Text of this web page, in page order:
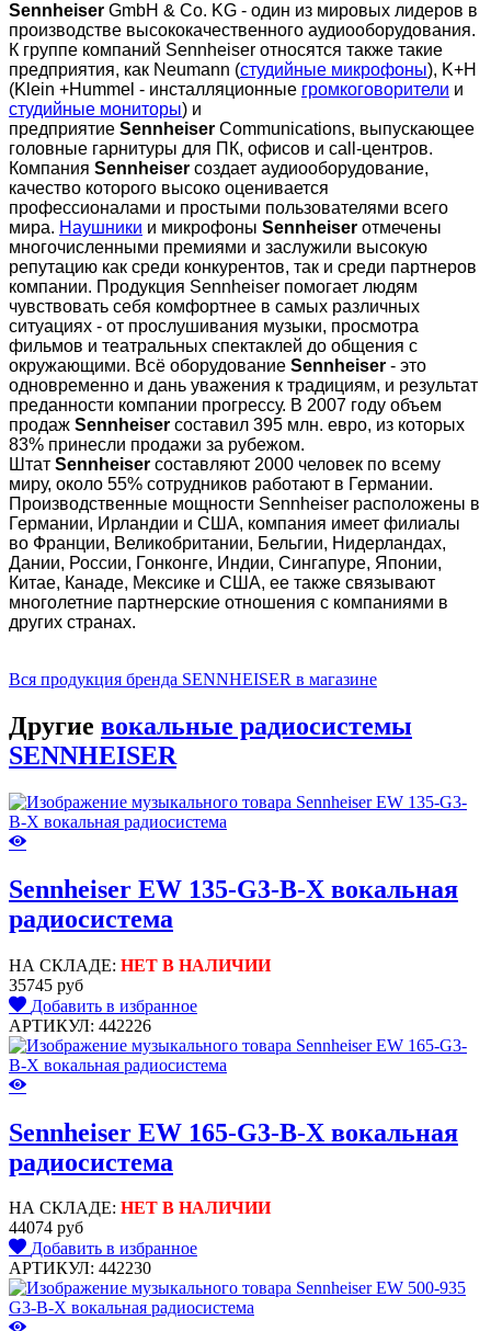
Sennheiser GmbH & Co. KG - один из мировых лидеров в
производстве высококачественного аудиооборудования.
К группе компаний Sennheiser относятся также такие
предприятия, как Neumann (студийные микрофоны), K+H
(Klein +Hummel - инсталляционные громкоговорители и
студийные мониторы) и
предприятие Sennheiser Communications, выпускающее
головные гарнитуры для ПК, офисов и call-центров.
Компания Sennheiser создает аудиооборудование,
качество которого высоко оценивается
профессионалами и простыми пользователями всего
мира. Наушники и микрофоны Sennheiser отмечены
многочисленными премиями и заслужили высокую
репутацию как среди конкурентов, так и среди партнеров
компании. Продукция Sennheiser помогает людям
чувствовать себя комфортнее в самых различных
ситуациях - от прослушивания музыки, просмотра
фильмов и театральных спектаклей до общения с
окружающими. Всё оборудование Sennheiser - это
одновременно и дань уважения к традициям, и результат
преданности компании прогрессу. В 2007 году объем
продаж Sennheiser составил 395 млн. евро, из которых
83% принесли продажи за рубежом.
Штат Sennheiser составляют 2000 человек по всему
миру, около 55% сотрудников работают в Германии.
Производственные мощности Sennheiser расположены в
Германии, Ирландии и США, компания имеет филиалы
во Франции, Великобритании, Бельгии, Нидерландах,
Дании, России, Гонконге, Индии, Сингапуре, Японии,
Китае, Канаде, Мексике и США, ее также связывают
многолетние партнерские отношения с компаниями в
других странах.
Вся продукция бренда SENNHEISER в магазине
Другие вокальные радиосистемы
SENNHEISER
Sennheiser EW 135-G3-B-X вокальная
радиосистема
НА СКЛАДЕ: НЕТ В НАЛИЧИИ
35745 руб
Добавить в избранное
АРТИКУЛ: 442226
Sennheiser EW 165-G3-B-X вокальная
радиосистема
НА СКЛАДЕ: НЕТ В НАЛИЧИИ
44074 руб
Добавить в избранное
АРТИКУЛ: 442230